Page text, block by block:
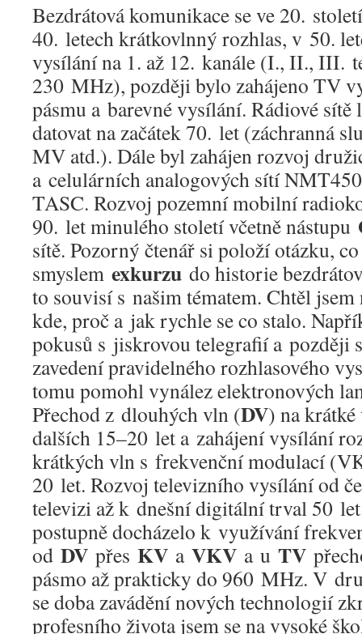
Bezdrátová komunikace se ve 20.
40. letech krátkovlnný rozhlas, v 50.
vysílání na 1. až 12. kanále (I., II., III.
230 MHz), později bylo zahájeno TV
pásmu a barevné vysílání. Rádiové
datovat na začátek 70. let (záchranná
MV atd.). Dále byl zahájen rozvoj
a celulárních analogových sítí
TASC. Rozvoj pozemní mobilní
90. let minulého století včetně nástupu
sítě. Pozorný čtenář si položí otázku,
smyslem exkurzu do historie
to souvisí s našim tématem. Chtěl jsem
kde, proč a jak rychle se co stalo.
pokusů s jiskrovou telegrafií a později
zavedení pravidelného rozhlasového
tomu pomohl vynález elektronových
Přechod z dlouhých vln (DV) na
dalších 15–20 let a zahájení vysílání
krátkých vln s frekvenční modulací
20 let. Rozvoj televizního vysílání od
televizi až k dnešní digitální trval 50
postupně docházelo k využívání
od DV přes KV a VKV a u TV
pásmo až prakticky do 960 MHz. V
se doba zavádění nových technologií
profesního života jsem se na vysoké